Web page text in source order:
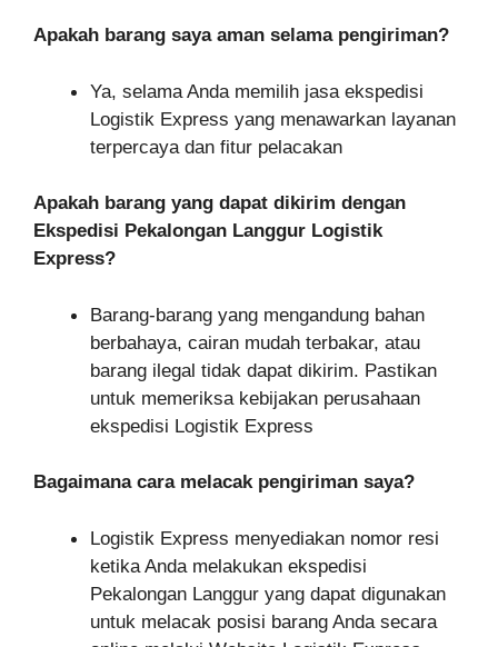
Apakah barang saya aman selama pengiriman?
Ya, selama Anda memilih jasa ekspedisi
Logistik Express yang menawarkan layanan
terpercaya dan fitur pelacakan
Apakah barang yang dapat dikirim dengan
Ekspedisi Pekalongan Langgur Logistik
Express?
Barang-barang yang mengandung bahan
berbahaya, cairan mudah terbakar, atau
barang ilegal tidak dapat dikirim. Pastikan
untuk memeriksa kebijakan perusahaan
ekspedisi Logistik Express
Bagaimana cara melacak pengiriman saya?
Logistik Express menyediakan nomor resi
ketika Anda melakukan ekspedisi
Pekalongan Langgur yang dapat digunakan
untuk melacak posisi barang Anda secara